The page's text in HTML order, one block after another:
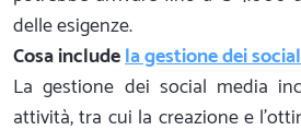
delle esigenze.
Cosa includela gestione dei social
La gestione dei social media
attività, tra cui la creazione e